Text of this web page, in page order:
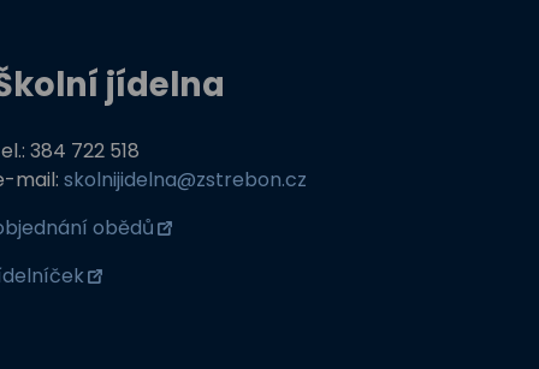
jídelna
384 722 518
mail:skolnijidelna@zstrebon.cz
obědů